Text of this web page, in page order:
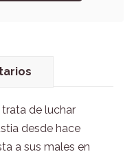
de luchar
desde hace
a sus males en